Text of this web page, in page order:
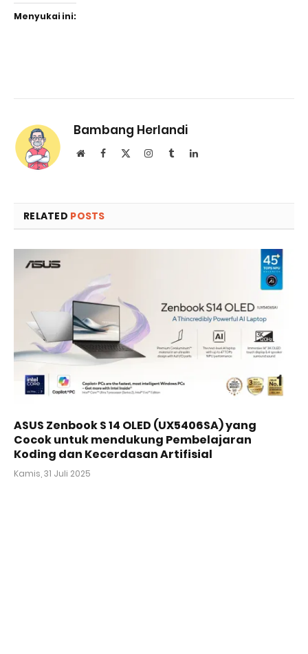
Menyukai ini:
Bambang Herlandi
WebsiteFacebook Instagram
TumblrLinkedIn
RELATED POSTS
ASUS Zenbook S 14 OLED (UX5406SA) yang
Cocok untuk mendukung Pembelajaran
Koding dan Kecerdasan Artifisial
Kamis, 31 Juli 2025